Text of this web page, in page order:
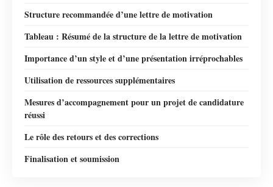
Structure recommandée d’une lettre de motivation
Tableau : Résumé de la structure de la lettre de motivation
Importance d’un style et d’une présentation irréprochables
Utilisation de ressources supplémentaires
Mesures d’accompagnement pour un projet de candidature
réussi
Le rôle des retours et des corrections
Finalisation et soumission